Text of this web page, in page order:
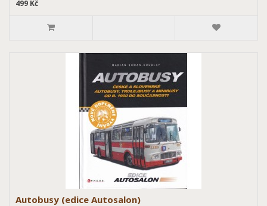
499 Kč
Autobusy (edice Autosalon)